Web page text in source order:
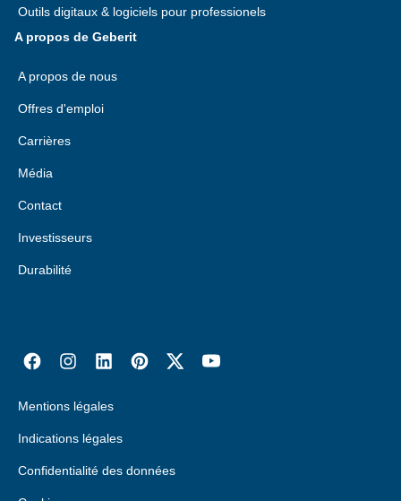
Outils digitaux & logiciels pour professionels
A propos de Geberit
A propos de nous
Offres d'emploi
Carrières
Média
Contact
Investisseurs
Durabilité
Mentions légales
Indications légales
Confidentialité des données